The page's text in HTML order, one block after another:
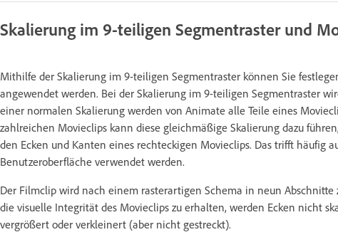
Skalierung im 9-teiligen Segmentraster und
Mithilfe der Skalierung im 9-teiligen Segmentraster können Sie
angewendet werden. Bei der Skalierung im 9-teiligen Segmentraster
einer normalen Skalierung werden von Animate alle Teile eines
zahlreichen Movieclips kann diese gleichmäßige Skalierung dazu
den Ecken und Kanten eines rechteckigen Movieclips. Das trifft häufig
Benutzeroberfläche verwendet werden.
Der Filmclip wird nach einem rasterartigen Schema in neun
die visuelle Integrität des Movieclips zu erhalten, werden Ecken nicht
vergrößert oder verkleinert (aber nicht gestreckt).